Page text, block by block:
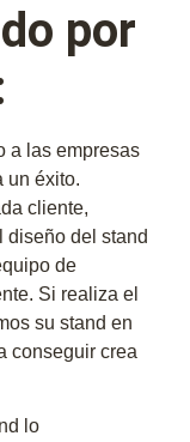
por
a las empresas
un éxito.
cliente,
diseño del stand
de
Si realiza el
su stand en
conseguir crea
lo